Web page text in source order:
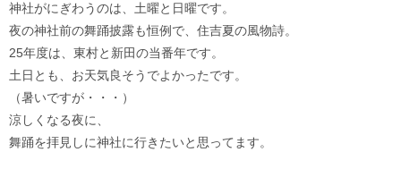
神社がにぎわうのは、土曜と日曜です。
夜の神社前の舞踊披露も恒例で、住吉夏の風物詩。
25年度は、東村と新田の当番年です。
土日とも、お天気良そうでよかったです。
（暑いですが・・・）
涼しくなる夜に、
舞踊を拝見しに神社に行きたいと思ってます。